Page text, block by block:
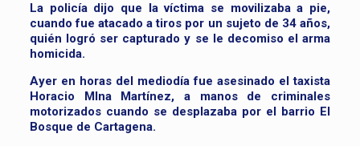
La policía dijo que la víctima se movilizaba a pie,
cuando fue atacado a tiros por un sujeto de 34 años,
quién logró ser capturado y se le decomiso el arma
homicida.
Ayer en horas del mediodía fue asesinado el taxista
Horacio MIna Martínez, a manos de criminales
motorizados cuando se desplazaba por el barrio El
Bosque de Cartagena.